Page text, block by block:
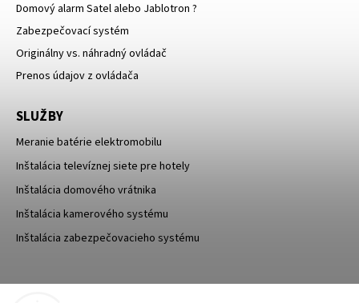
Domový alarm Satel alebo Jablotron ?
Zabezpečovací systém
Originálny vs. náhradný ovládač
Prenos údajov z ovládača
SLUŽBY
Meranie batérie elektromobilu
Inštalácia televíznej siete pre hotely
Inštalácia domového vrátnika
Inštalácia kamerového systému
Inštalácia zabezpečovacieho systému